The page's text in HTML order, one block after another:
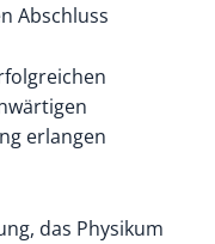
Abschluss
erlangen
das Physikum